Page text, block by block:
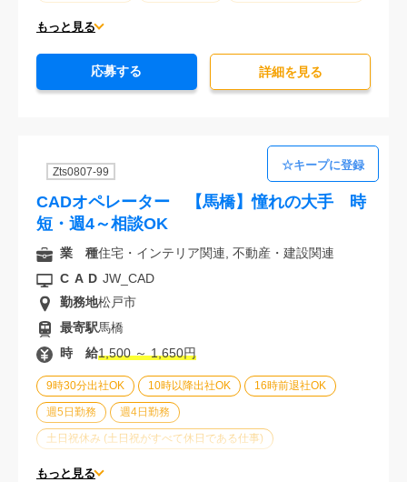
ブランクOK
もっと見る
応募する 詳細を⾒る
Zts0807-99
CADオペレーター 【馬橋】憧れの大手 時
短・週4～相談OK
9時30分出社OK 10時以降出社OK 16時前退社OK
週5日勤務 週4日勤務
土日祝休み (土日祝がすべて休日である仕事)
平日休みあり (週に一度以上平日に休日がある仕事)
もっと見る
業 種住宅・インテリア関連, 不動産・建設関連
CAD JW_CAD
勤務地松戸市
最寄駅馬橋
時 給1,500 ～ 1,650円